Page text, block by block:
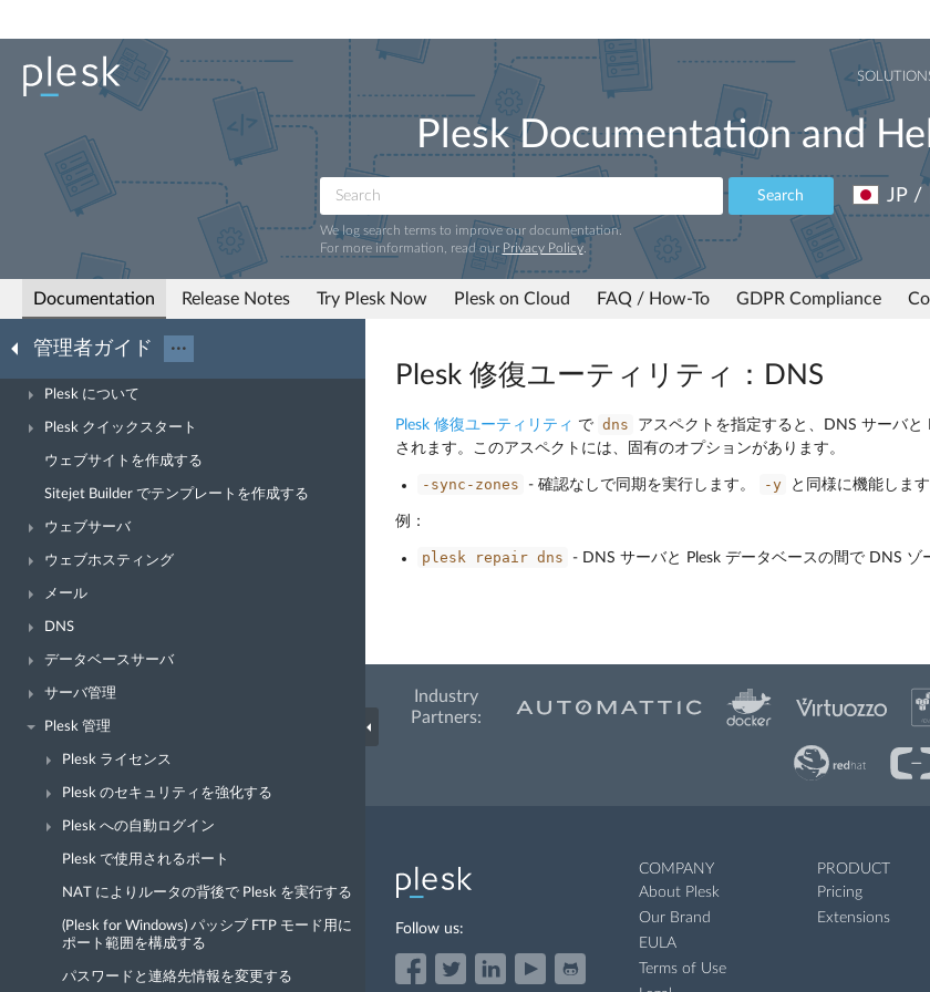
Plesk Documentation and
Search
We log search terms to improve our documentation.
For more information, read our Privacy Policy.
JP /
Documentation Release Notes Try Plesk Now Plesk on Cloud FAQ / How-To GDPR Compliance
管理者ガイド ···
Plesk について
Plesk クイックスタート
ウェブサイトを作成する
Sitejet Builder でテンプレートを作成する
ウェブサーバ
ウェブホスティング
メール
DNS
データベースサーバ
サーバ管理
Plesk 管理
Plesk ライセンス
Plesk のセキュリティを強化する
Plesk への自動ログイン
Plesk で使用されるポート
NAT によりルータの背後で Plesk を実行する
(Plesk for Windows) パッシブ FTP モード用に
ポート範囲を構成する
パスワードと連絡先情報を変更する
Plesk 修復ユーティリティ：DNS
Plesk 修復ユーティリティ で dns
アスペクトを指定すると、DNS サーバ
されます。このアスペクトには、固有のオプションがあります。
-sync-zones - 確認なしで同期を実行します。 -y と同様に機能します
例：
plesk repair dns - DNS サーバと Plesk データベースの間で DNS ゾ
Industry
Partners:
Follow us:
COMPANY
About Plesk
Our Brand
EULA
Terms of Use
PRODUCT
Pricing
Extensions